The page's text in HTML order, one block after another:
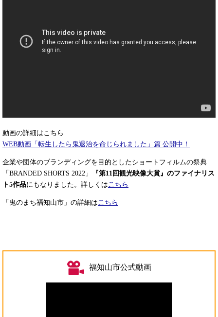
動画の詳細はこちら
WEB動画「転生したら鬼退治を命じられました」篇 公開中！
企業や団体のブランディングを目的としたショートフィルムの祭典
「BRANDED SHORTS 2022」
『第11回観光映像大賞』のファイナリス
ト5作品にもなりました。詳しくは こちら
「鬼のまち福知山市」の詳細は こちら
福知山市公式動画